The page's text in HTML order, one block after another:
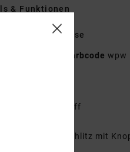
& Funktionen
Weiss Weite Hose
Farbcode wpw
Baumwollstoff
Hosenschlitz mit